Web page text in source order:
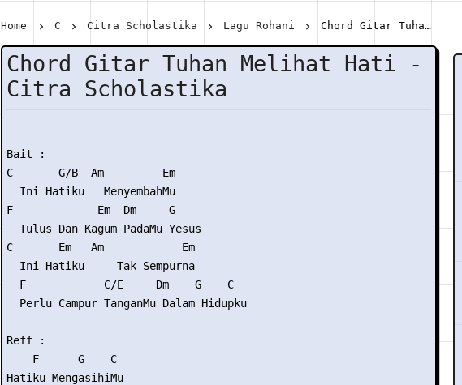
Home C Citra Scholastika Lagu Rohani Chord Gitar Tuhan Melihat Hati - Citra Scholastika
Chord Gitar Tuhan Melihat Hati -
Citra Scholastika
Bait :
C       G/B  Am         Em
  Ini Hatiku   MenyembahMu
F             Em  Dm     G
  Tulus Dan Kagum PadaMu Yesus
C       Em   Am            Em
  Ini Hatiku     Tak Sempurna
  F            C/E     Dm    G    C
  Perlu Campur TanganMu Dalam Hidupku
Reff :
    F      G    C
Hatiku MengasihiMu